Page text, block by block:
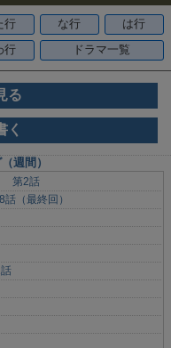
行 な行
は行
行 ドラマ一覧
る
く
週間）
第2話
（最終回）